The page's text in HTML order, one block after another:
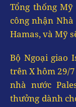
Tổng thống
công nhận
Hamas, và Mỹ
Bộ Ngoại giao
trên X hôm 29/
nhà nước
thưởng dành